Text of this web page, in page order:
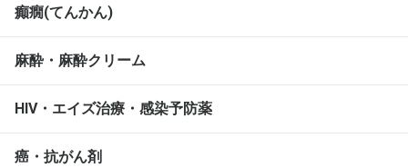
癲癇(てんかん)
麻酔・麻酔クリーム
HIV・エイズ治療・感染予防薬
癌・抗がん剤